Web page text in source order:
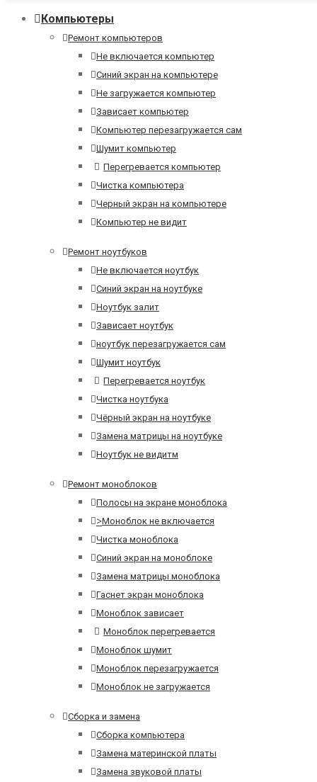
Компьютеры
Ремонт компьютеров
Не включается компьютер
Синий экран на компьютере
Не загружается компьютер
Зависает компьютер
Компьютер перезагружается сам
Шумит компьютер
Перегревается компьютер
Чистка компьютера
Черный экран на компьютере
Компьютер не видит
Ремонт ноутбуков
Не включается ноутбук
Синий экран на ноутбуке
Ноутбук залит
Зависает ноутбук
ноутбук перезагружается сам
Шумит ноутбук
Перегревается ноутбук
Чистка ноутбука
Чёрный экран на ноутбуке
Замена матрицы на ноутбуке
Ноутбук не видитм
Ремонт моноблоков
Полосы на экране моноблока
>Моноблок не включается
Чистка моноблока
Синий экран на моноблоке
Замена матрицы моноблока
Гаснет экран моноблока
Моноблок зависает
Моноблок перегревается
Моноблок шумит
Моноблок перезагружается
Моноблок не загружается
Сборка и замена
Сборка компьютера
Замена материнской платы
Замена звуковой платы